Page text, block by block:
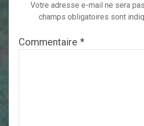
Votre adresse e-mail ne sera
champs obligatoires sont
Commentaire *